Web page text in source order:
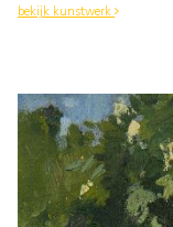
bekijk kunstwerk